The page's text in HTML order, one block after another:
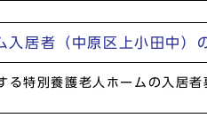
入居者（中原区上小田中
る特別養護老人ホームの入居者